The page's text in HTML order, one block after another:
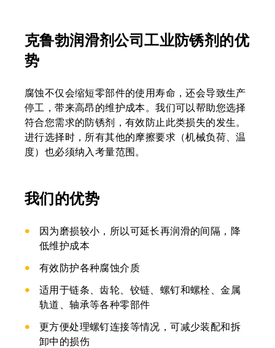
克鲁勃润滑剂公司工业防锈剂的优
势
腐蚀不仅会缩短零部件的使用寿命，还会导致生产
停工，带来高昂的维护成本。我们可以帮助您选择
符合您需求的防锈剂，有效防止此类损失的发生。
进行选择时，所有其他的摩擦要求（机械负荷、温
度）也必须纳入考量范围。
我们的优势
因为磨损较小，所以可延长再润滑的间隔，降
低维护成本
有效防护各种腐蚀介质
适用于链条、齿轮、铰链、螺钉和螺栓、金属
轨道、轴承等各种零部件
更方便处理螺钉连接等情况，可减少装配和拆
卸中的损伤